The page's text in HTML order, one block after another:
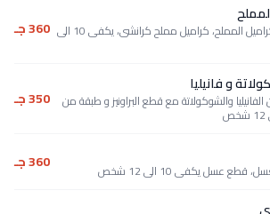
كيك سبونج فانيليا، جيلاتو بالكراميل المملح، كراميل مملح كرانشى، يكفى 10 الى 360 جـ
و فانيليا
والشوكولاتة مع قطع البراونيز و طبقة من 350 جـ
قطع عسل يكفى 10 الى 12 شخص 360 جـ